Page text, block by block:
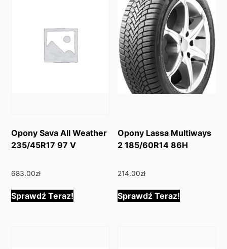
Opony Sava All Weather
235/45R17 97 V
683.00zł
Sprawdź Teraz!
Opony Lassa Multiways
2 185/60R14 86H
214.00zł
Sprawdź Teraz!